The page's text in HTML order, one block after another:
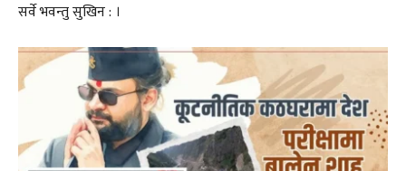
सर्वे भवन्तु सुखिन : ।